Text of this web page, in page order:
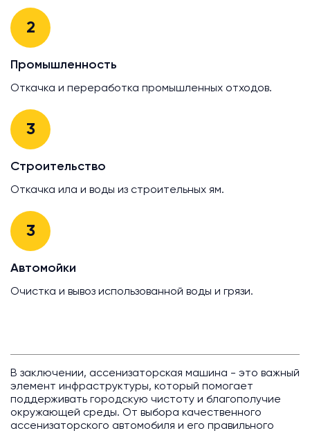
2
Промышленность
Откачка и переработка промышленных отходов.
3
Строительство
Откачка ила и воды из строительных ям.
3
Автомойки
Очистка и вывоз использованной воды и грязи.
В заключении, ассенизаторская машина - это важный
элемент инфраструктуры, который помогает
поддерживать городскую чистоту и благополучие
окружающей среды. От выбора качественного
ассенизаторского автомобиля и его правильного